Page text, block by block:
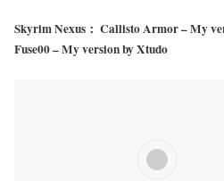
Skyrim Nexus： Callisto Armor – My
Fuse00 – My version by Xtudo